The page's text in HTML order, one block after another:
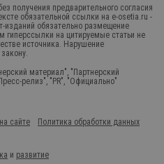
получения предварительного согласия
обязательной ссылки на e-osetia.ru -
изданий обязательно размещение
гиперссылки на цитируемые статьи не
источника. Нарушение
материал", "Партнерский
релиз", "PR", "Официально"
сайте
Политика обработки данных
и развитие